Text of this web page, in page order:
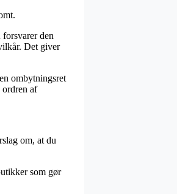
den
Det giver
ombytningsret
ordren af
om, at du
som gør